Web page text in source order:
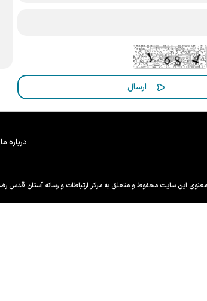
درباره ما
این سایت محفوظ و متعلق به مرکز ارتباطات و رسانه آستان قدس